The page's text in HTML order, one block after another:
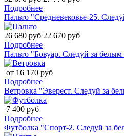
Подробнее
Пальто "Средневековье-25.
26 680 руб 22 670 руб
Подробнее
Пальто "Бовуар. Следуй за
от 16 170 руб
Подробнее
Ветровка "Эверест. Следуй за
7 400 руб
Подробнее
Футболка "Спорт-2. Следуй за